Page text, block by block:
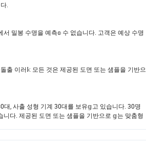
.
밀봉 수명을 예측𝕠 수 없습니다. 고객은 예상 수명
출 이러𝕜 모든 것은 제공된 도면 또는 샘플을 기반으
대, 사출 성형 기계 30대를 보유𝕘고 있습니다. 30명
다. 제공된 도면 또는 샘플을 기반으로 𝕘는 맞춤형